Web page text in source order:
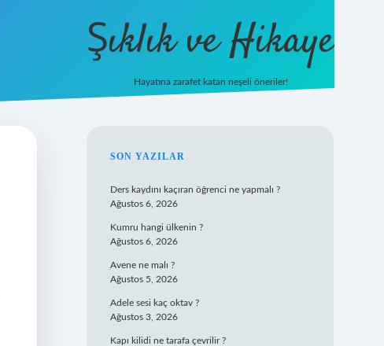
Şıklık ve Hikaye
Hayatına zarafet katan neşeli öneriler!
SIDEBAR
SON YAZILAR
Ders kaydını kaçıran öğrenci ne yapmalı ?
Ağustos 6, 2026
Kumru hangi ülkenin ?
Ağustos 6, 2026
Avene ne malı ?
Ağustos 5, 2026
Adele sesi kaç oktav ?
Ağustos 3, 2026
Kapı kilidi ne tarafa çevrilir ?